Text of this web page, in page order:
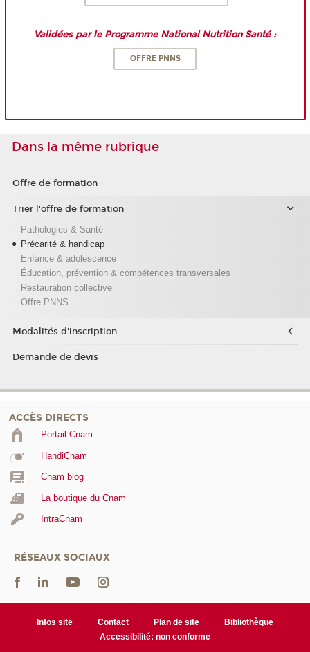
Validées par le Programme National Nutrition Santé :
OFFRE PNNS
Dans la même rubrique
Offre de formation
Trier l'offre de formation
Pathologies & Santé
Précarité & handicap
Enfance & adolescence
Éducation, prévention & compétences transversales
Restauration collective
Offre PNNS
Modalités d'inscription
Demande de devis
ACCÈS DIRECTS
Portail Cnam
HandiCnam
Cnam blog
La boutique du Cnam
IntraCnam
RÉSEAUX SOCIAUX
Infos site Contact Plan de site
Bibliothèque
Accessibilité: non conforme